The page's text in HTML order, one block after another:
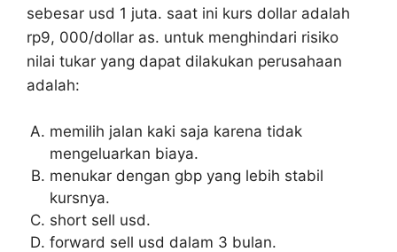
sebesar usd 1 juta. saat ini kurs dollar adalah
rp9, 000/dollar as. untuk menghindari risiko
nilai tukar yang dapat dilakukan perusahaan
adalah:
memilih jalan kaki saja karena tidak
mengeluarkan biaya.
menukar dengan gbp yang lebih stabil
kursnya.
short sell usd.
forward sell usd dalam 3 bulan.